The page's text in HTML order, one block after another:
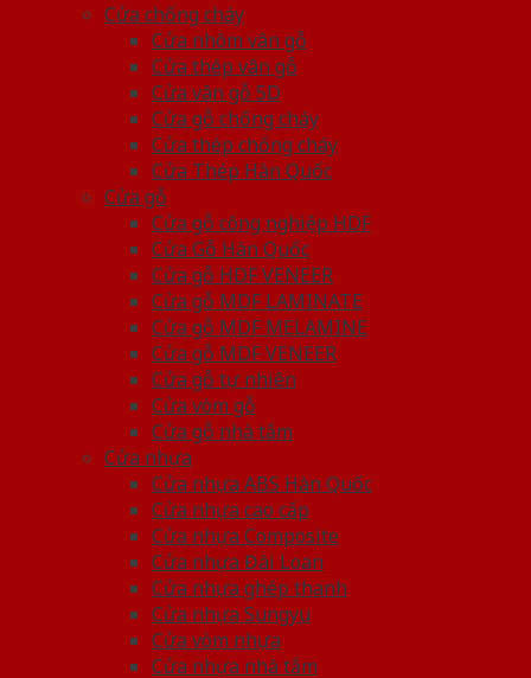
Cửa chống cháy
Cửa nhôm vân gỗ
Cửa thép vân gỗ
Cửa vân gỗ 5D
Cửa gỗ chống cháy
Cửa thép chống cháy
Cửa Thép Hàn Quốc
Cửa gỗ
Cửa gỗ công nghiệp HDF
Cửa Gỗ Hàn Quốc
Cửa gỗ HDF VENEER
Cửa gỗ MDF LAMINATE
Cửa gỗ MDF MELAMINE
Cửa gỗ MDF VENEER
Cửa gỗ tự nhiên
Cửa vòm gỗ
Cửa gỗ nhà tắm
Cửa nhựa
Cửa nhựa ABS Hàn Quốc
Cửa nhựa cao cấp
Cửa nhựa Composite
Cửa nhựa Đài Loan
Cửa nhựa ghép thanh
Cửa nhựa Sungyu
Cửa vòm nhựa
Cửa nhựa nhà tắm